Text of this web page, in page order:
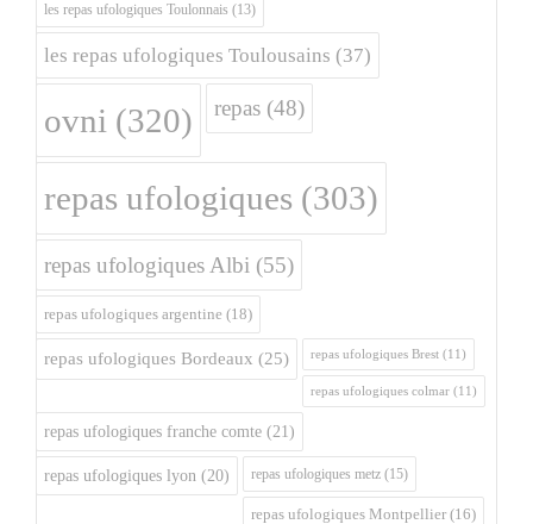
les repas ufologiques Toulonnais (13)
les repas ufologiques Toulousains (37)
ovni (320) repas (48)
repas ufologiques (303)
repas ufologiques Albi (55)
repas ufologiques argentine (18)
repas ufologiques Bordeaux (25) repas ufologiques Brest (11)
repas ufologiques colmar (11)
repas ufologiques franche comte (21)
repas ufologiques lyon (20) repas ufologiques metz (15)
repas ufologiques Montpellier (16)